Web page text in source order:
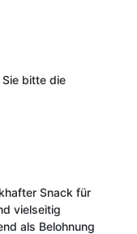
Sie bitte die
Snack für
vielseitig
als Belohnung